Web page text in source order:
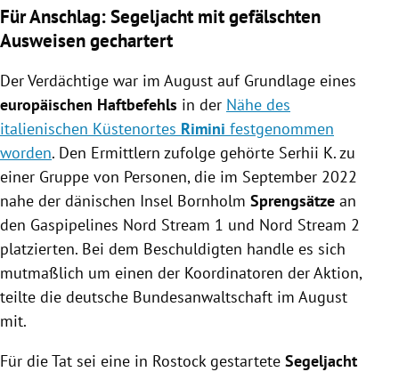
Für Anschlag: Segeljacht mit gefälschten
Ausweisen gechartert
Der Verdächtige war im August auf Grundlage eines
europäischen Haftbefehls in der Nähe des
italienischen Küstenortes Rimini festgenommen
worden. Den Ermittlern zufolge gehörte Serhii K. zu
einer Gruppe von Personen, die im September 2022
nahe der dänischen Insel Bornholm Sprengsätze an
den Gaspipelines Nord Stream 1 und Nord Stream 2
platzierten. Bei dem Beschuldigten handle es sich
mutmaßlich um einen der Koordinatoren der Aktion,
teilte die deutsche Bundesanwaltschaft im August
mit.
Für die Tat sei eine in Rostock gestartete Segeljacht